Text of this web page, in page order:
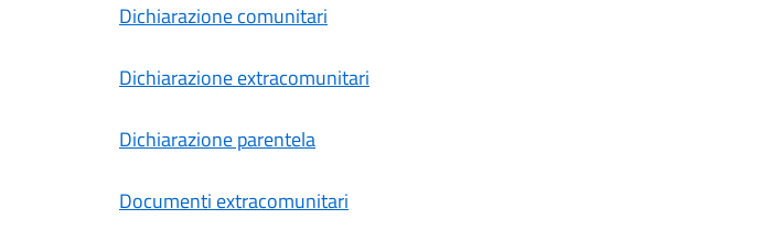
Dichiarazione comunitari
Dichiarazione extracomunitari
Dichiarazione parentela
Documenti extracomunitari